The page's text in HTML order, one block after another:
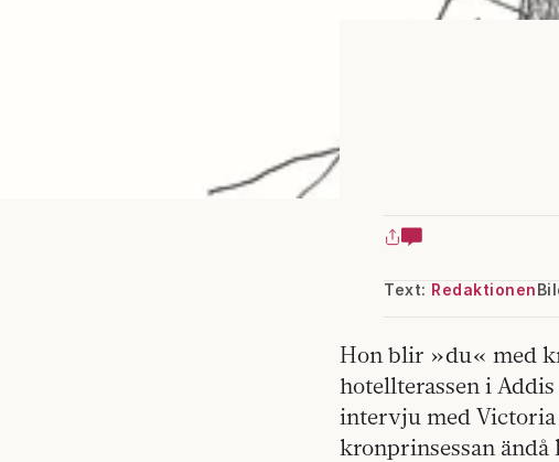
Text: Redaktionen
Hon blir »du« med
hotellterassen i
intervju med Victoria
kronprinsessan